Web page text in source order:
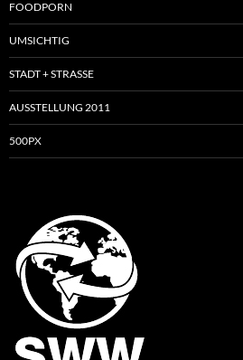
FOODPORN
UMSICHTIG
STADT + STRASSE
AUSSTELLUNG 2011
500PX